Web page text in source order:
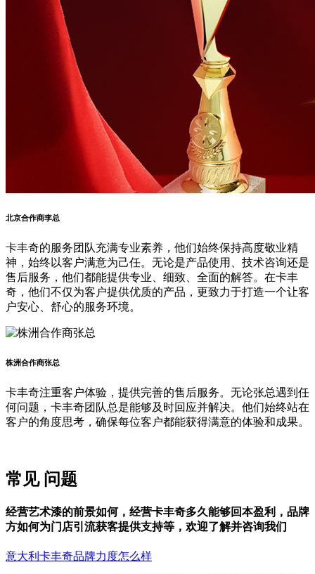
北京合作商李总
卡丰奇的服务团队充满专业素养，他们始终保持高度敬业精
神，始终以客户满意为己任。无论是产品使用、技术咨询还是
售后服务，他们都能提供专业、细致、全面的解答。在卡丰
奇，他们不仅为客户提供优质的产品，更致力于打造一个让客
户安心、舒心的服务环境。
株洲合作商张总
卡丰奇注重客户体验，提供完善的售后服务。无论张总遇到任
何问题，卡丰奇团队总是能够及时回应并解决。他们始终站在
客户的角度思考，确保每位客户都能获得满意的体验和成果。
常见 问题
经营艺术漆的前景如何，经营卡丰奇多久能够回本盈利，品牌
方如何为门店引流获客提供支持等，欢迎了解并咨询我们
意大利卡丰奇品牌力度怎么样